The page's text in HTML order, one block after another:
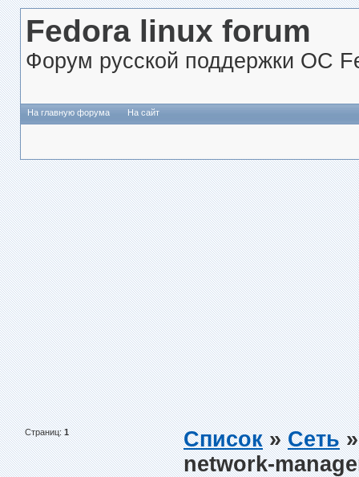
Fedora linux forum
Форум русской поддержки ОС
На главную форума На сайт
Страниц:1 Список»Сеть»
network-